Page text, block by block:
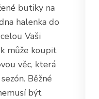
butiky na
halenka do
Vaši
může koupit
věc, která
Běžné
být